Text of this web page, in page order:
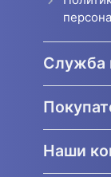
Служба
Наши